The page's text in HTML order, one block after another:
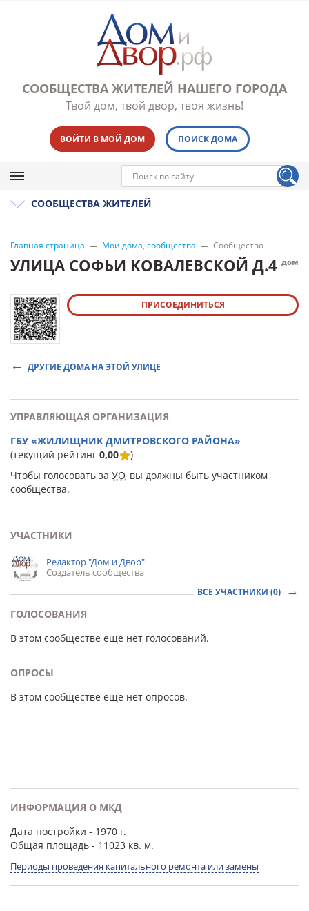
СООБЩЕСТВА ЖИТЕЛЕЙ НАШЕГО ГОРОДА
Твой дом, твой двор, твоя жизнь!
ВОЙТИ В МОЙ ДОМ ПОИСК ДОМА
СООБЩЕСТВА ЖИТЕЛЕЙ
Главная страница Мои дома, сообщества Сообщество
УЛИЦА СОФЬИ КОВАЛЕВСКОЙ Д.4 дом
ПРИСОЕДИНИТЬСЯ
ДРУГИЕ ДОМА НА ЭТОЙ УЛИЦЕ
УПРАВЛЯЮЩАЯ ОРГАНИЗАЦИЯ
ГБУ «ЖИЛИЩНИК ДМИТРОВСКОГО РАЙОНА»
(текущий рейтинг 0,00
)
Чтобы голосовать за УО, вы должны быть участником
сообщества.
УЧАСТНИКИ
Редактор "Дом и Двор"
Создатель сообщества
ВСЕ УЧАСТНИКИ (0)
ГОЛОСОВАНИЯ
В этом сообществе еще нет голосований.
ОПРОСЫ
В этом сообществе еще нет опросов.
ИНФОРМАЦИЯ О МКД
Дата постройки - 1970 г.
Общая площадь - 11023 кв. м.
Периоды проведения капитального ремонта или замены